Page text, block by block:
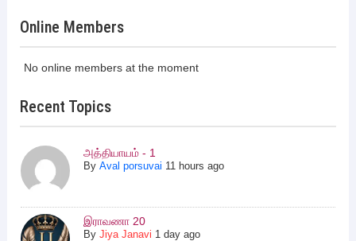
Online Members
No online members at the moment
Recent Topics
அத்தியாயம் - 1
By Aval porsuvai 11 hours ago
இராவணா 20
By Jiya Janavi 1 day ago